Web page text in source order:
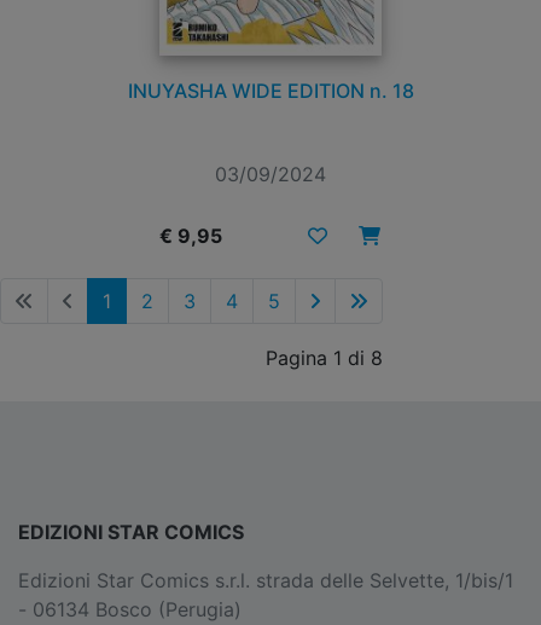
INUYASHA WIDE EDITION n. 18
03/09/2024
€ 9,95
1 2 3 4 5
Pagina 1 di 8
EDIZIONI STAR COMICS
Edizioni Star Comics s.r.l. strada delle Selvette, 1/bis/1
- 06134 Bosco (Perugia)